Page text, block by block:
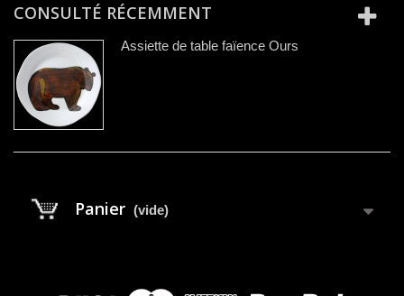
CONSULTÉ RÉCEMMENT
Assiette de table faïence Ours
Panier (vide)